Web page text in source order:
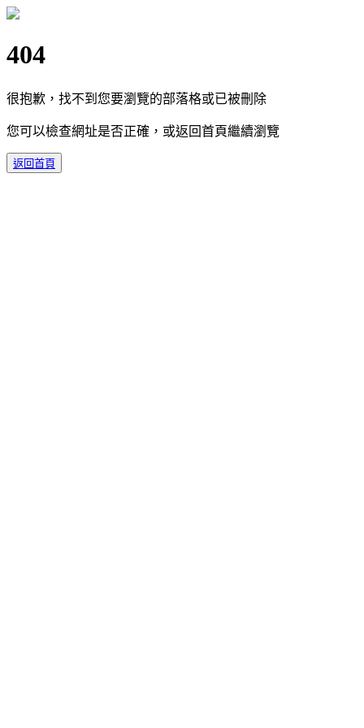
404
很抱歉，找不到您要瀏覽的部落格或已被刪除
您可以檢查網址是否正確，或返回首頁繼續瀏覽
返回首頁